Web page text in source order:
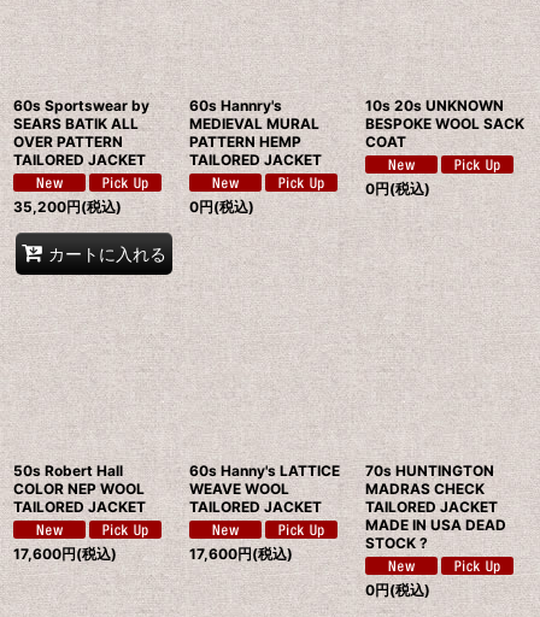
60s Sportswear by
SEARS BATIK ALL
OVER PATTERN
TAILORED JACKET
35,200円(税込)
カートに入れる
60s Hannry's
MEDIEVAL MURAL
PATTERN HEMP
TAILORED JACKET
0円(税込)
10s 20s UNKNOWN
BESPOKE WOOL SACK
COAT
0円(税込)
50s Robert Hall
COLOR NEP WOOL
TAILORED JACKET
17,600円(税込)
60s Hanny's LATTICE
WEAVE WOOL
TAILORED JACKET
17,600円(税込)
70s HUNTINGTON
MADRAS CHECK
TAILORED JACKET
MADE IN USA DEAD
STOCK ?
0円(税込)